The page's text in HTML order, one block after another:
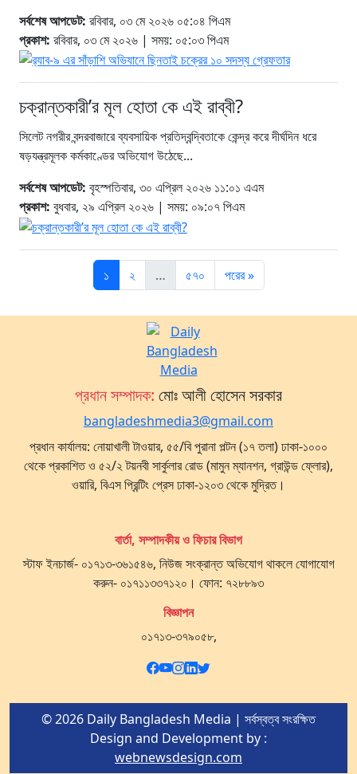
সর্বশেষ আপডেট: রবিবার, ০৩ মে ২০২৬ ০৫:০৪ পিএম
প্রকাশ: রবিবার, ০৩ মে ২০২৬ | সময়: ০৫:০৩ পিএম
চক্রান্তকারী’র মূল হোতা কে এই রাব্বী?
সিলেট নগরীর বন্দরবাজারে ব্যবসায়িক প্রতিদ্বন্দ্বিতাকে কেন্দ্র করে দীর্ঘদিন ধরে
ষড়যন্ত্রমূলক কর্মকাণ্ডের অভিযোগ উঠেছে...
সর্বশেষ আপডেট: বৃহস্পতিবার, ৩০ এপ্রিল ২০২৬ ১১:০১ এএম
প্রকাশ: বুধবার, ২৯ এপ্রিল ২০২৬ | সময়: ০৯:০৭ পিএম
১ ২ … ৫৭০ পরের »
প্রধান সম্পাদক: মোঃ আলী হোসেন সরকার
bangladeshmedia3@gmail.com
প্রধান কার্যালয়: নোয়াখালী টাওয়ার, ৫৫/বি পুরানা পল্টন (১৭ তলা) ঢাকা-১০০০
থেকে প্রকাশিত ও ৫২/২ টয়নবী সার্কুলার রোড (মামুন ম্যানশন, গ্রাউন্ড ফ্লোর),
ওয়ারি, বিএস প্রিন্টিং প্রেস ঢাকা-১২০৩ থেকে মুদ্রিত।
বার্তা, সম্পাদকীয় ও ফিচার বিভাগ
স্টাফ ইনচার্জ- ০১৭১৩-৩৬১৫৪৬, নিউজ সংক্রান্ত অভিযোগ থাকলে যোগাযোগ
করুন- ০১৭১১৩৩৭১২০। ফোন: ৭২৮৮৯৩
বিজ্ঞাপন
০১৭১৩-৩৭৯০৫৮,
© 2026 Daily Bangladesh Media | সর্বস্বত্ব সংরক্ষিত
Design and Development by :
webnewsdesign.com